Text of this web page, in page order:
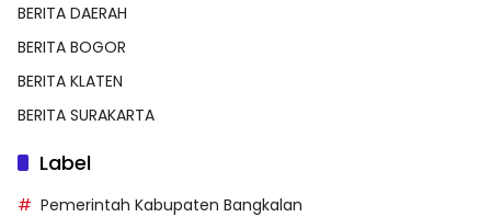
BERITA DAERAH
BERITA BOGOR
BERITA KLATEN
BERITA SURAKARTA
Label
Pemerintah Kabupaten Bangkalan